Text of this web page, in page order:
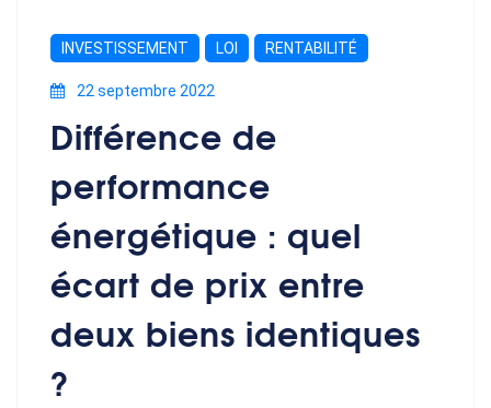
INVESTISSEMENT LOI RENTABILITÉ
22 septembre 2022
Différence de
performance
énergétique : quel
écart de prix entre
deux biens identiques
?